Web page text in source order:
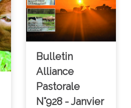
Bulletin
Alliance
Pastorale
N°928 - Janvier